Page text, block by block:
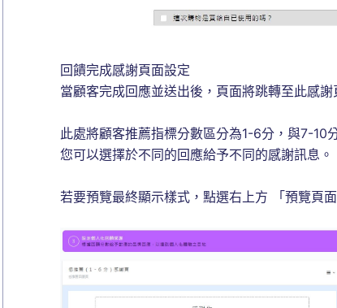
回饋完成感謝頁面設定
當顧客完成回應並送出後，頁面將跳轉至此感謝
此處將顧客推薦指標分數區分為1-6分，與7-10
您可以選擇於不同的回應給予不同的感謝訊息。
若要預覽最終顯示樣式，點選右上方 「預覽頁